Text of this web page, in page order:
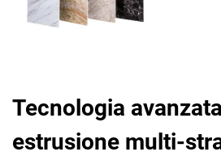
Tecnologia
estrusione multi-